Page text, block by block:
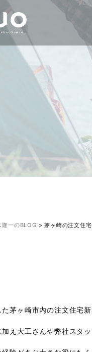
隆一のBLOG >茅ヶ崎の注文住
茅ヶ崎市内の注文住宅
え大工さんや弊社スタ